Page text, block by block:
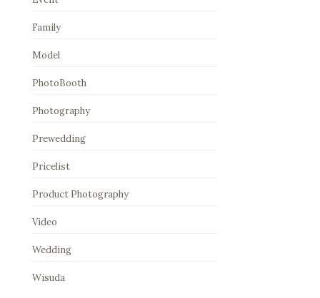
Family
Model
PhotoBooth
Photography
Prewedding
Pricelist
Product Photography
Video
Wedding
Wisuda